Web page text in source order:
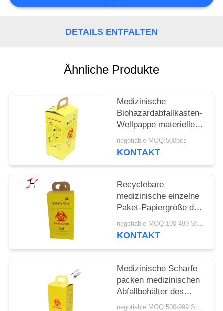
SITEMAP
PRIVACY
POLICY
DETAILS ENTFALTEN
Ähnliche Produkte
Medizinische
Biohazardabfallkasten-
Wellpappe materielle
gelbe/weiße Farbe
negotiable MOQ:500pcs
KONTAKT
Recyclebare
medizinische einzelne
Paket-Papiergröße der
Scharf-Kasten-
Sicherheits-Kasten-
negotiable MOQ:100-499 Stücke
KONTAKT
Medizinische Scharfe
packen medizinischen
Abfallbehälter des
scharfen Behälters für negotiable MOQ:500-999 Stücke